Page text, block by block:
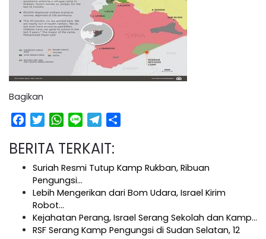
Bagikan
Facebook
TwitterWhatsApp
Line Telegram
BERITA TERKAIT:
Suriah Resmi Tutup Kamp Rukban, Ribuan
Pengungsi…
Lebih Mengerikan dari Bom Udara, Israel Kirim
Robot…
Kejahatan Perang, Israel Serang Sekolah dan Kamp…
RSF Serang Kamp Pengungsi di Sudan Selatan, 12